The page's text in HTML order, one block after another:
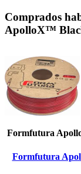
Comprados
ApolloX™
Formfutura
Formfutura